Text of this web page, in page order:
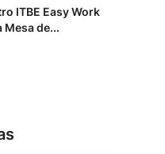
ITBE Easy Work
Mesa de...